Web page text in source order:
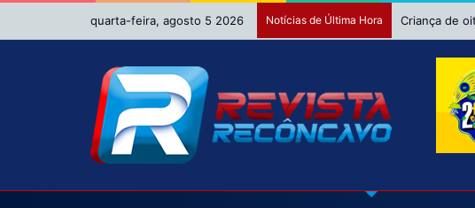
quarta-feira, agosto 5 2026 Notícias de Última Hora Criança de